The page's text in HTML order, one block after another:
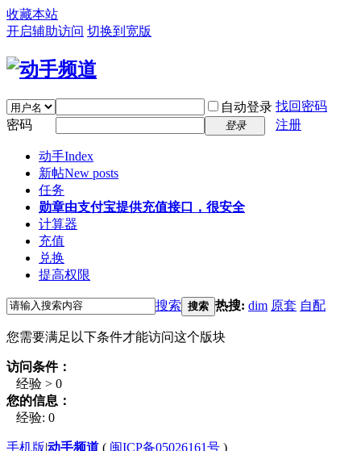
收藏本站
开启辅助访问 切换到宽版
自动登录 找回密码
密码
登录 注册
动手Index
新帖New posts
任务
勋章由支付宝提供充值接口，很安全
计算器
充值
兑换
提高权限
搜索 搜索 热搜: dim 原套 自配
您需要满足以下条件才能访问这个版块
访问条件：
经验 > 0
您的信息：
经验: 0
手机版|动手频道 ( 闽ICP备05026161号 )